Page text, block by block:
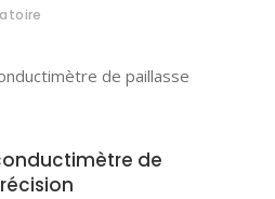
de